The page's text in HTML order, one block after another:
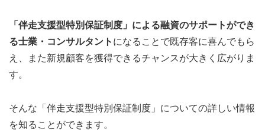
「伴走支援型特別保証制度」による融資のサポートができ
る士業・コンサルタント になることで既存客に喜んでもら
え、また新規顧客を獲得できるチャンスが大きく広がりま
す。
そんな「伴走支援型特別保証制度」についての詳しい情報
を知ることができます。